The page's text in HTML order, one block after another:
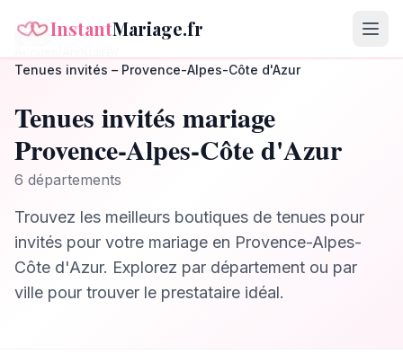
InstantMariage.fr
Tenues invités – Provence-Alpes-Côte d'Azur
Tenues invités mariage
Provence-Alpes-Côte d'Azur
6 départements
Trouvez les meilleurs boutiques de tenues pour
invités pour votre mariage en Provence-Alpes-
Côte d'Azur. Explorez par département ou par
ville pour trouver le prestataire idéal.